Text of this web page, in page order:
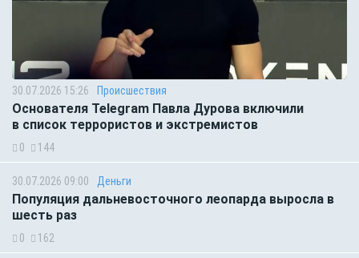
30.07.2026 15:26 Происшествия
Основателя Telegram Павла Дурова включили
в список террористов и экстремистов
0 144
30.07.2026 09:00 Деньги
Популяция дальневосточного леопарда выросла в
шесть раз
0 162